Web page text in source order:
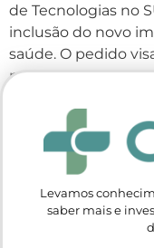
de Tecnologias no
inclusão do novo
saúde. O pedido
para que […]
Levamos
saber mais e